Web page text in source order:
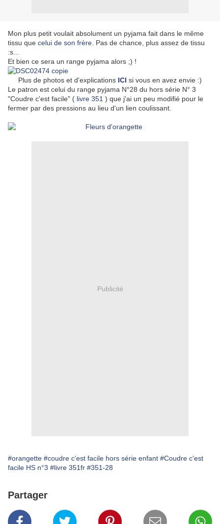
Mon plus petit voulait absolument un pyjama fait dans le même
tissu que celui de son frère . Pas de chance, plus assez de tissu
:s...
Et bien ce sera un range pyjama alors ;) !
Plus de photos et d'explications ICI si vous en avez envie :)
Le patron est celui du range pyjama N°28 du hors série N° 3
"Coudre c'est facile" ( livre 351 ) que j'ai un peu modifié pour le
fermer par des pressions au lieu d'un lien coulissant.
Publicité
#orangette #coudre c'est facile hors série enfant #Coudre c'est
facile HS n°3 #livre 351fr #351-28
Partager